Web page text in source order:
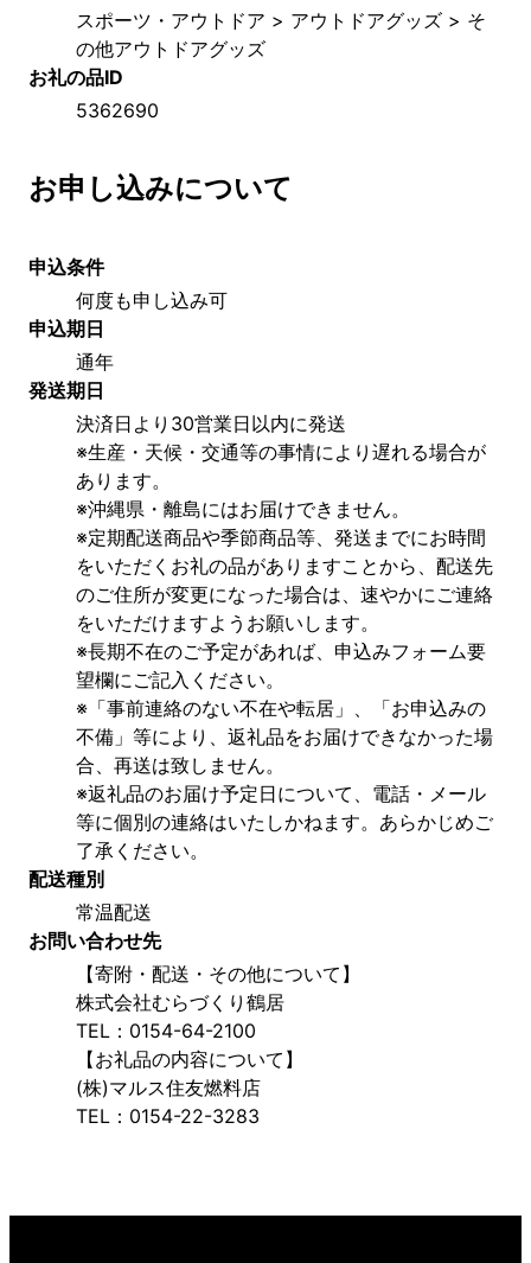
スポーツ・アウトドア > アウトドアグッズ > そ
の他アウトドアグッズ
お礼の品ID
5362690
お申し込みについて
申込条件
何度も申し込み可
申込期日
通年
発送期日
決済日より30営業日以内に発送
※生産・天候・交通等の事情により遅れる場合が
あります。
※沖縄県・離島にはお届けできません。
※定期配送商品や季節商品等、発送までにお時間
をいただくお礼の品がありますことから、配送先
のご住所が変更になった場合は、速やかにご連絡
をいただけますようお願いします。
※長期不在のご予定があれば、申込みフォーム要
望欄にご記入ください。
※「事前連絡のない不在や転居」、「お申込みの
不備」等により、返礼品をお届けできなかった場
合、再送は致しません。
※返礼品のお届け予定日について、電話・メール
等に個別の連絡はいたしかねます。あらかじめご
了承ください。
配送種別
常温配送
お問い合わせ先
【寄附・配送・その他について】
株式会社むらづくり鶴居
TEL：0154-64-2100
【お礼品の内容について】
(株)マルス住友燃料店
TEL：0154-22-3283